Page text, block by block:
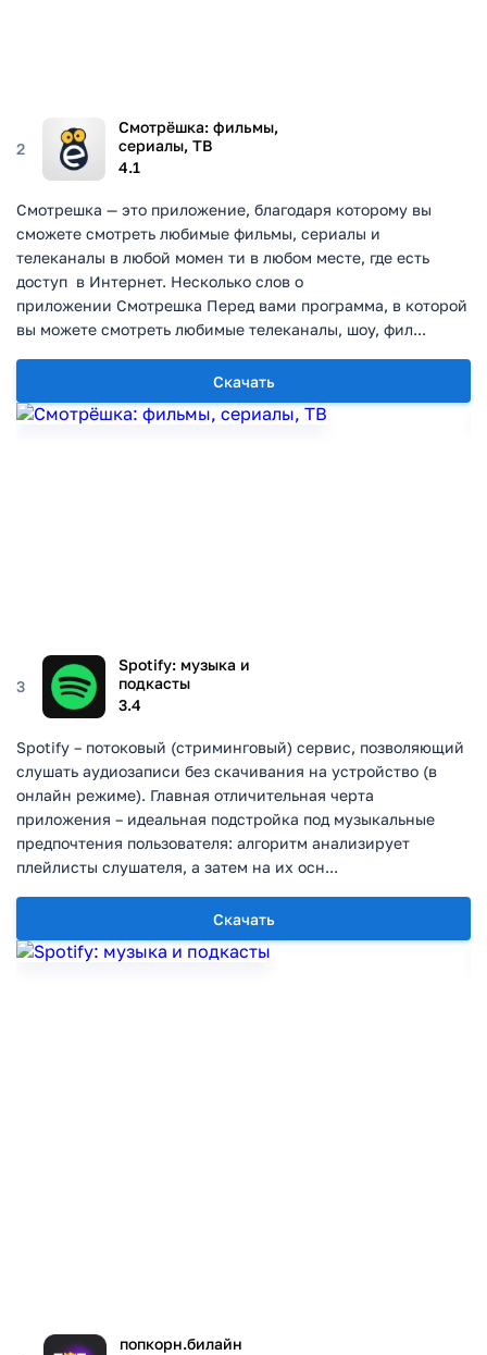
2
Смотрёшка: фильмы,
сериалы, ТВ
4.1
Скачать
Смотрешка — это приложение, благодаря которому вы
сможете смотреть любимые фильмы, сериалы и
телеканалы в любой момен ти в любом месте, где есть
доступ в Интернет. Несколько слов о
приложении Смотрешка Перед вами программа, в которой
вы можете смотреть любимые телеканалы, шоу, фил...
3
Spotify: музыка и
подкасты
3.4
Скачать
Spotify – потоковый (стриминговый) сервис, позволяющий
слушать аудиозаписи без скачивания на устройство (в
онлайн режиме). Главная отличительная черта
приложения – идеальная подстройка под музыкальные
предпочтения пользователя: алгоритм анализирует
плейлисты слушателя, а затем на их осн...
попкорн.билайн